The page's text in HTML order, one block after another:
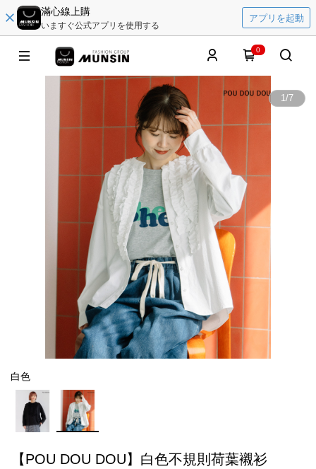
滿心線上購
いますぐ公式アプリを使用する
アプリを起動
0
1/7
白色
【POU DOU DOU】白色不規則荷葉襯衫